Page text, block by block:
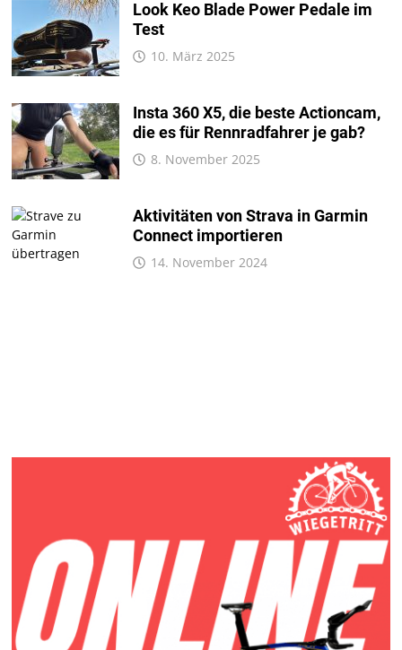
Look Keo Blade Power Pedale im
Test
10. März 2025
Insta 360 X5, die beste Actioncam,
die es für Rennradfahrer je gab?
8. November 2025
Aktivitäten von Strava in Garmin
Connect importieren
14. November 2024